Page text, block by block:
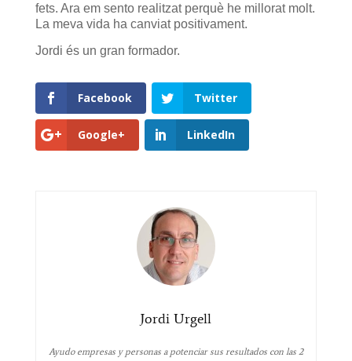
fets. Ara em sento realitzat perquè he millorat molt.
La meva vida ha canviat positivament.
Jordi és un gran formador.
Facebook Twitter
Google+ LinkedIn
Jordi Urgell
Ayudo empresas y personas a potenciar sus resultados con las 2